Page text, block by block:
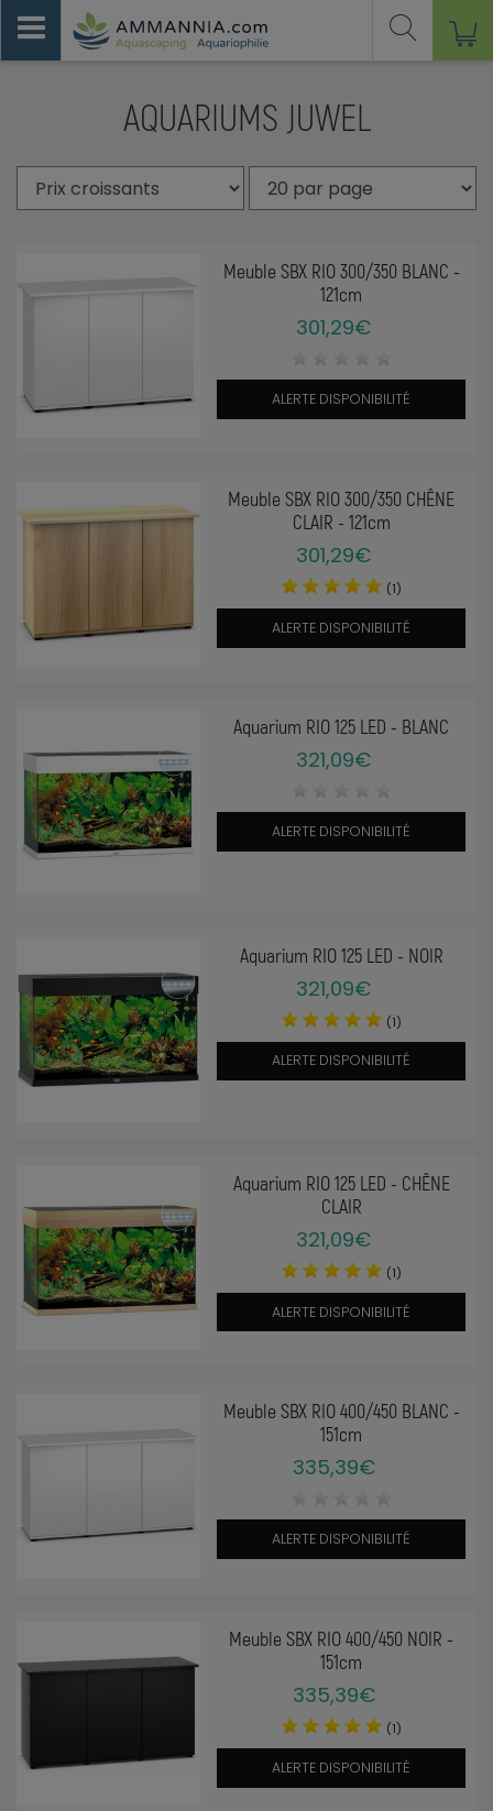
AQUARIUMS JUWEL
Meuble SBX RIO 300/350 BLANC -
121cm
301,29€
ALERTE DISPONIBILITÉ
Meuble SBX RIO 300/350 CHÊNE
CLAIR - 121cm
301,29€
(1)
ALERTE DISPONIBILITÉ
Aquarium RIO 125 LED - BLANC
321,09€
ALERTE DISPONIBILITÉ
Aquarium RIO 125 LED - NOIR
321,09€
(1)
ALERTE DISPONIBILITÉ
Aquarium RIO 125 LED - CHÊNE
CLAIR
321,09€
(1)
ALERTE DISPONIBILITÉ
Meuble SBX RIO 400/450 BLANC -
151cm
335,39€
ALERTE DISPONIBILITÉ
Meuble SBX RIO 400/450 NOIR -
151cm
335,39€
(1)
ALERTE DISPONIBILITÉ